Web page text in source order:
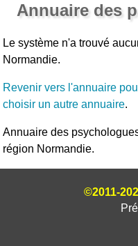
Annuaire des
Le système n'a trouvé
Normandie.
Revenir vers l'annuaire
choisir un autre annuaire.
Annuaire des
région Normandie.
©2011-